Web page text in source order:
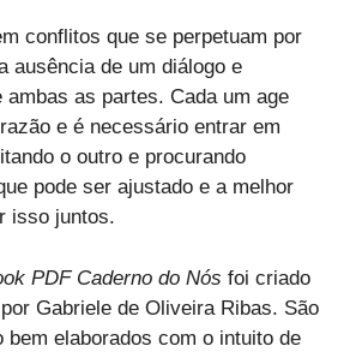
conflitos que se perpetuam por
ausência de um diálogo e
ambas as partes. Cada um age
e é necessário entrar em
o outro e procurando
pode ser ajustado e a melhor
isso juntos.
PDF Caderno do Nós foi criado
Gabriele de Oliveira Ribas. São
elaborados com o intuito de